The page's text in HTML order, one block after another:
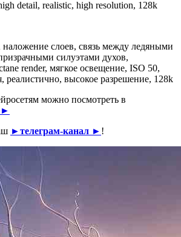
detail, realistic, high resolution, 128k
слоев, связь между ледяными
силуэтами духов,
render, мягкое освещение, ISO 50,
реалистично, высокое разрешение, 128k
можно посмотреть в
►
►телеграм-канал ► !